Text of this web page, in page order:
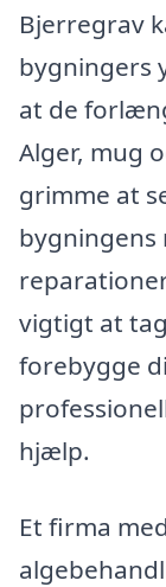
Bjerregrav
bygningers
at de
Alger, mug
grimme at
vigtigt at
forebygge
hjælp.
Et firma